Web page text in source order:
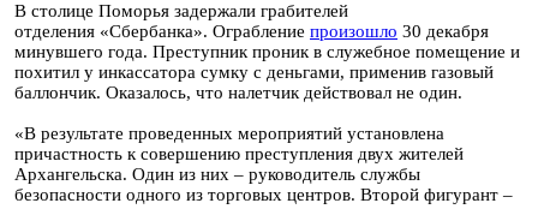
В столице Поморья задержали грабителей
отделения «Сбербанка». Ограбление произошло 30 декабря
минувшего года. Преступник проник в служебное помещение и
похитил у инкассатора сумку с деньгами, применив газовый
баллончик. Оказалось, что налетчик действовал не один.
«В результате проведенных мероприятий установлена
причастность к совершению преступления двух жителей
Архангельска. Один из них – руководитель службы
безопасности одного из торговых центров. Второй фигурант –